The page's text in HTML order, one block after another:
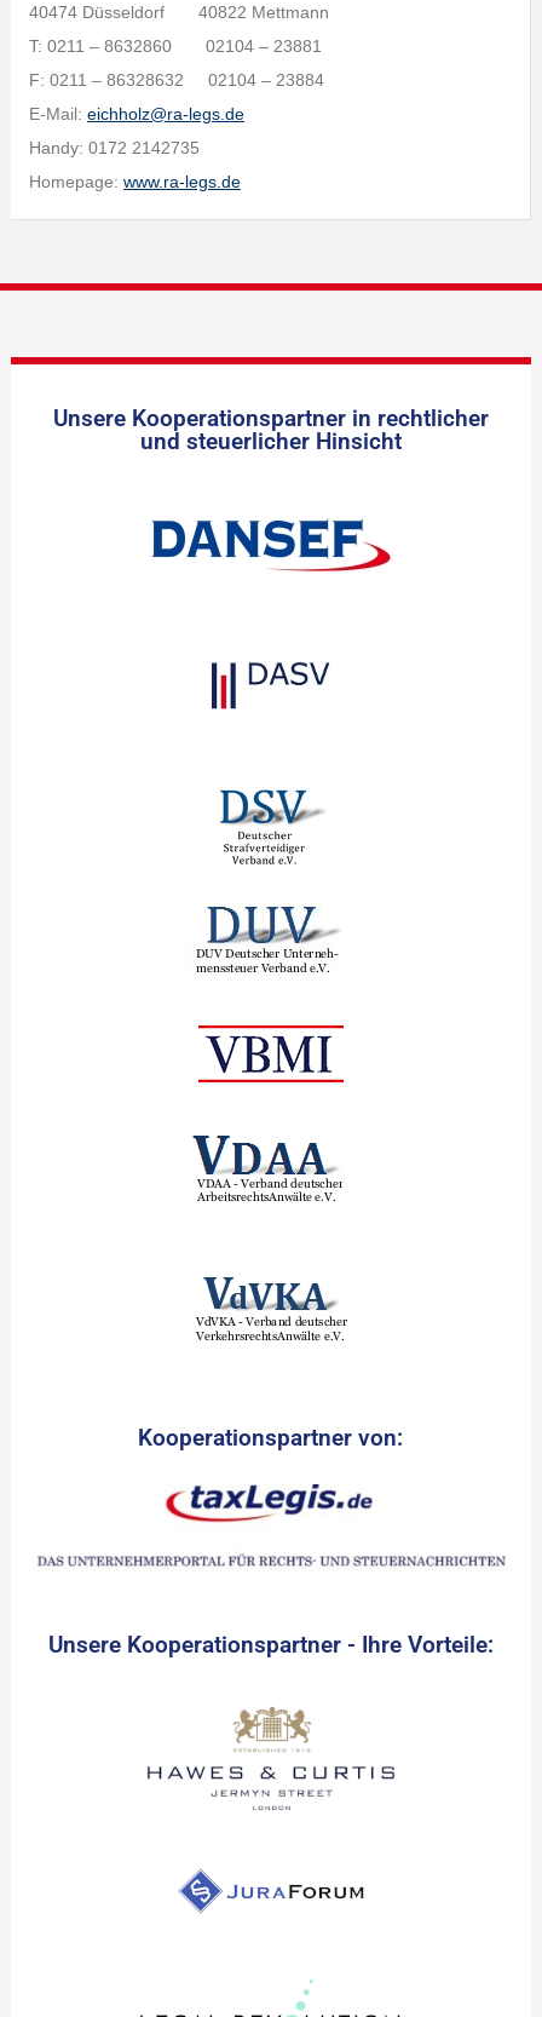
40474 Düsseldorf 40822 Mettmann
T: 0211 – 8632860 02104 – 23881
F: 0211 – 86328632 02104 – 23884
E-Mail: eichholz@ra-legs.de
Handy: 0172 2142735
Homepage: www.ra-legs.de
Unsere Kooperationspartner in rechtlicher
und steuerlicher Hinsicht
Kooperationspartner von:
Unsere Kooperationspartner - Ihre Vorteile: